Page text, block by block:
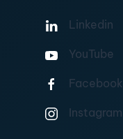
Linkedin
YouTube
Facebook
Instagram